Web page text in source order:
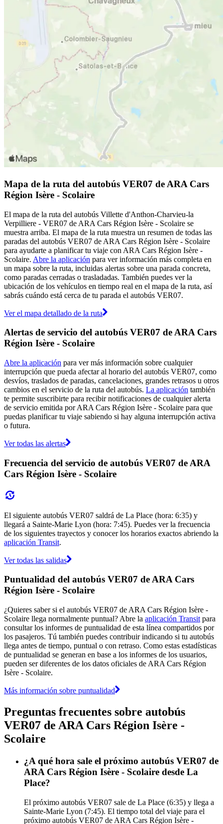
Mapa de la ruta del autobús VER07 de ARA Cars
Région Isère - Scolaire
El mapa de la ruta del autobús Villette d'Anthon-Charvieu-la
Verpilliere - VER07 de ARA Cars Région Isère - Scolaire se
muestra arriba. El mapa de la ruta muestra un resumen de todas las
paradas del autobús VER07 de ARA Cars Région Isère - Scolaire
para ayudarte a planificar tu viaje con ARA Cars Région Isère -
Scolaire. Abre la aplicación para ver información más completa en
un mapa sobre la ruta, incluidas alertas sobre una parada concreta,
como paradas cerradas o trasladadas. También puedes ver la
ubicación de los vehículos en tiempo real en el mapa de la ruta, así
sabrás cuándo está cerca de tu parada el autobús VER07.
Ver el mapa detallado de la ruta
Alertas de servicio del autobús VER07 de ARA Cars
Région Isère - Scolaire
Abre la aplicación para ver más información sobre cualquier
interrupción que pueda afectar al horario del autobús VER07, como
desvíos, traslados de paradas, cancelaciones, grandes retrasos u otros
cambios en el servicio de la ruta del autobús. La aplicación también
te permite suscribirte para recibir notificaciones de cualquier alerta
de servicio emitida por ARA Cars Région Isère - Scolaire para que
puedas planificar tu viaje sabiendo si hay alguna interrupción activa
o futura.
Ver todas las alertas
Frecuencia del servicio de autobús VER07 de ARA
Cars Région Isère - Scolaire
El siguiente autobús VER07 saldrá de La Place (hora: 6:35) y
llegará a Sainte-Marie Lyon (hora: 7:45). Puedes ver la frecuencia
de los siguientes trayectos y conocer los horarios exactos abriendo la
aplicación Transit.
Ver todas las salidas
Puntualidad del autobús VER07 de ARA Cars
Région Isère - Scolaire
¿Quieres saber si el autobús VER07 de ARA Cars Région Isère -
Scolaire llega normalmente puntual? Abre la aplicación Transit para
consultar los informes de puntualidad de esta línea compartidos por
los pasajeros. Tú también puedes contribuir indicando si tu autobús
llega antes de tiempo, puntual o con retraso. Como estas estadísticas
de puntualidad se generan en base a los informes de los usuarios,
pueden ser diferentes de los datos oficiales de ARA Cars Région
Isère - Scolaire.
Más información sobre puntualidad
Preguntas frecuentes sobre autobús
VER07 de ARA Cars Région Isère -
Scolaire
¿A qué hora sale el próximo autobús VER07 de
ARA Cars Région Isère - Scolaire desde La
Place?
El próximo autobús VER07 sale de La Place (6:35) y llega a
Sainte-Marie Lyon (7:45). El tiempo total del viaje para el
próximo autobús VER07 de ARA Cars Région Isère -